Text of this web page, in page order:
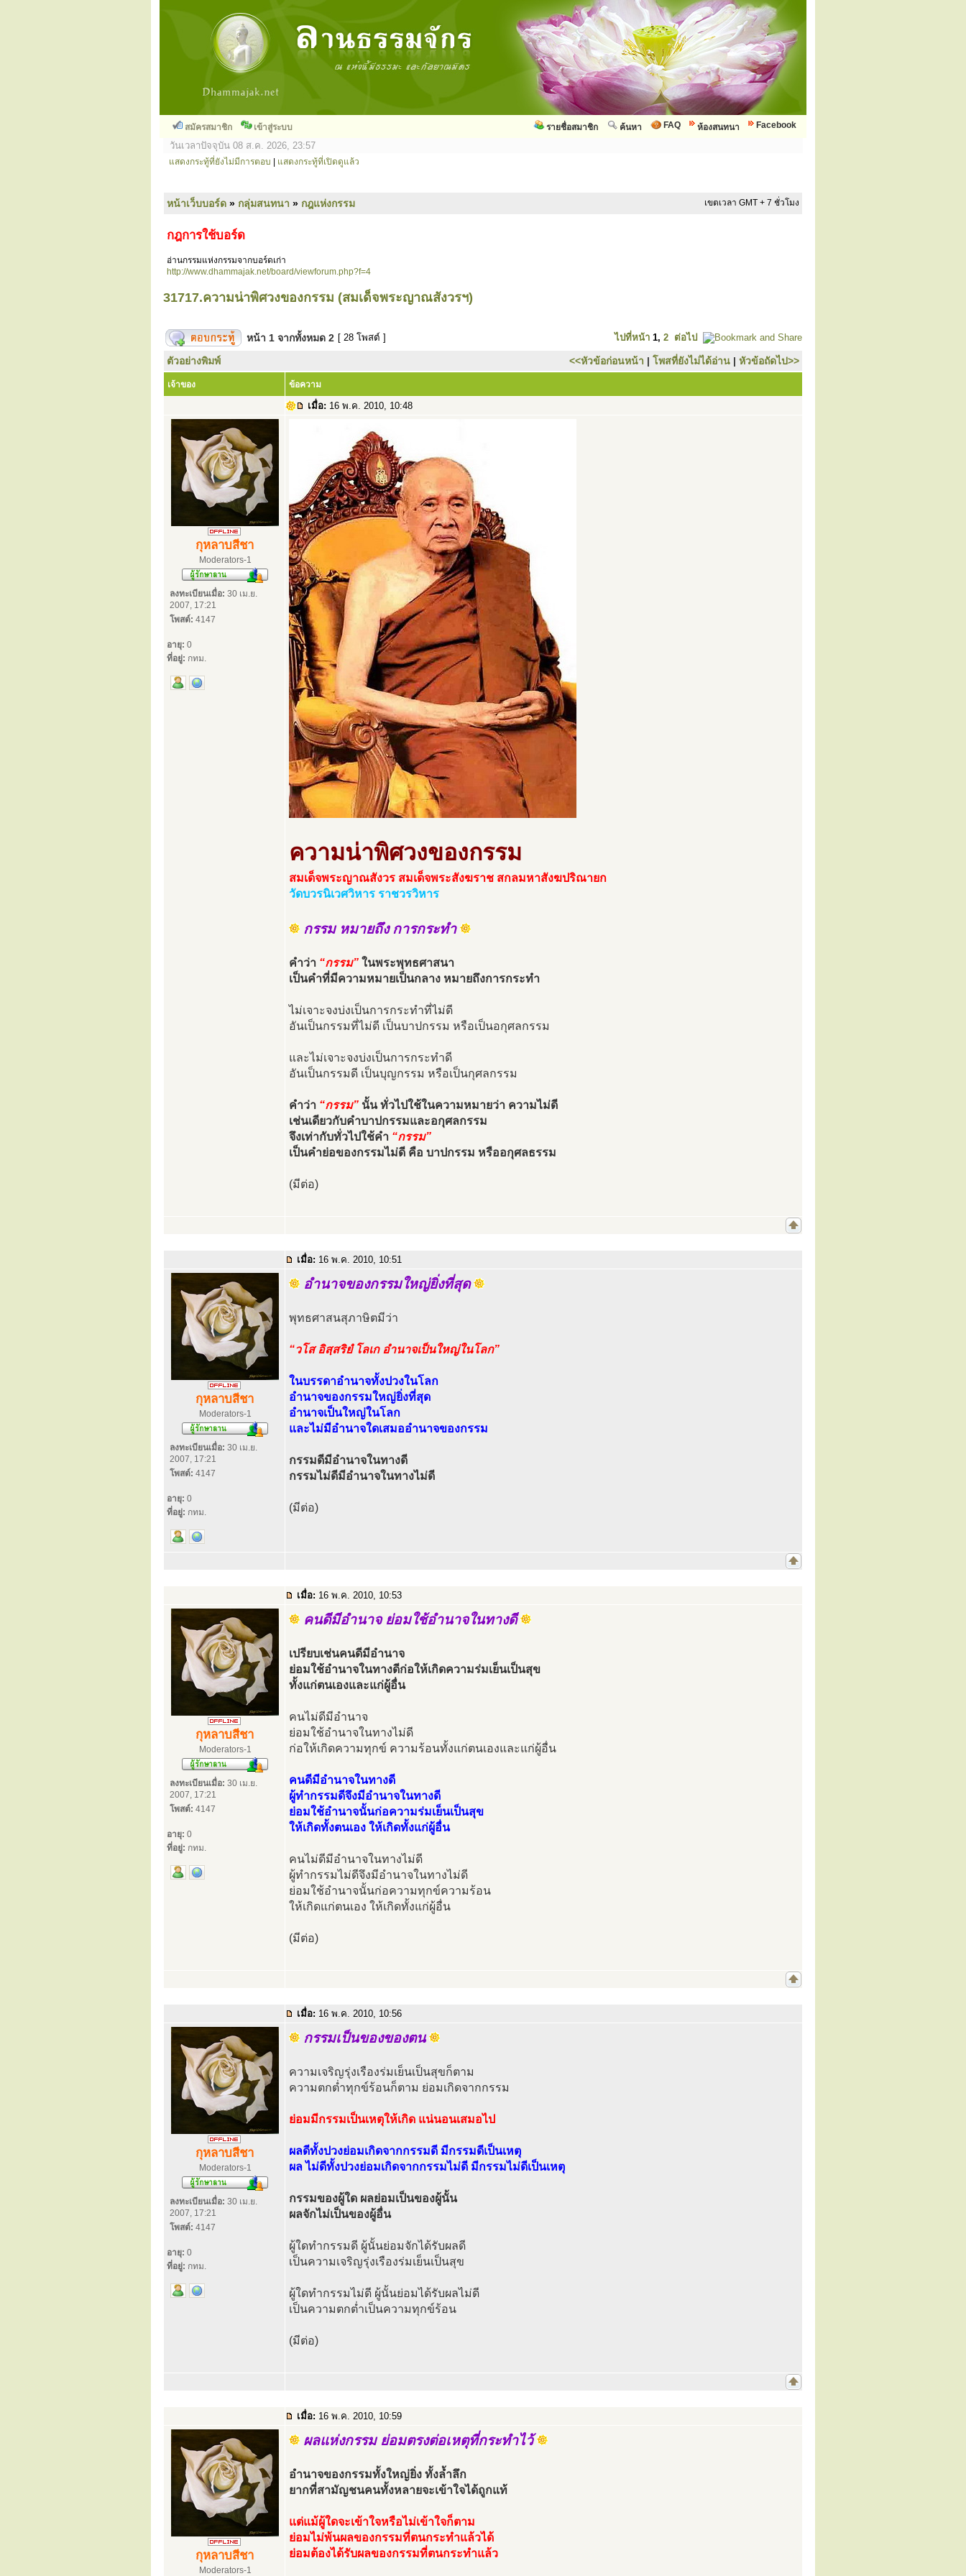
สมัครสมาชิก เข้าสู่ระบบ Facebook
ห้องสนทนา
FAQ
ค้นหา
รายชื่อสมาชิก
วันเวลาปัจจุบัน 08 ส.ค. 2026, 23:57
แสดงกระทู้ที่ยังไม่มีการตอบ แสดงกระทู้ที่เปิดดูแล้ว
หน้าเว็บบอร์ด » กลุ่มสนทนา » กฎแห่งกรรม เขตเวลา GMT + 7 ชั่วโมง
กฎการใช้บอร์ด
อ่านกรรมแห่งกรรมจากบอร์ดเก่า
http://www.dhammajak.net/board/viewforum.php?f=4
31717.ความน่าพิศวงของกรรม (สมเด็จพระญาณสังวรฯ)
หน้า 1 จากทั้งหมด 2 [ 28 โพสต์ ] ไปที่หน้า 1, 2 ต่อไป
ตัวอย่างพิมพ์ <<หัวข้อก่อนหน้า | โพสที่ยังไม่ได้อ่าน | หัวข้อถัดไป>>
เจ้าของ ข้อความ
เมื่อ: 16 พ.ค. 2010, 10:48
กุหลาบสีชา
Moderators-1
ลงทะเบียนเมื่อ: 30 เม.ย.
2007, 17:21
โพสต์: 4147
อายุ: 0
ที่อยู่: กทม.
ความน่าพิศวงของกรรม
สมเด็จพระญาณสังวร สมเด็จพระสังฆราช สกลมหาสังฆปริณายก
วัดบวรนิเวศวิหาร ราชวรวิหาร
กรรม หมายถึง การกระทำ
คำว่า “กรรม” ในพระพุทธศาสนา
เป็นคำที่มีความหมายเป็นกลาง หมายถึงการกระทำ
ไม่เจาะจงบ่งเป็นการกระทำที่ไม่ดี
อันเป็นกรรมที่ไม่ดี เป็นบาปกรรม หรือเป็นอกุศลกรรม
และไม่เจาะจงบ่งเป็นการกระทำดี
อันเป็นกรรมดี เป็นบุญกรรม หรือเป็นกุศลกรรม
คำว่า “กรรม” นั้น ทั่วไปใช้ในความหมายว่า ความไม่ดี
เช่นเดียวกับคำบาปกรรมและอกุศลกรรม
จึงเท่ากับทั่วไปใช้คำ “กรรม”
เป็นคำย่อของกรรมไม่ดี คือ บาปกรรม หรืออกุศลธรรม
(มีต่อ)
เมื่อ: 16 พ.ค. 2010, 10:51
กุหลาบสีชา
Moderators-1
ลงทะเบียนเมื่อ: 30 เม.ย.
2007, 17:21
โพสต์: 4147
อายุ: 0
ที่อยู่: กทม.
อำนาจของกรรมใหญ่ยิ่งที่สุด
พุทธศาสนสุภาษิตมีว่า
“วโส อิสฺสริยํ โลเก อำนาจเป็นใหญ่ในโลก”
ในบรรดาอำนาจทั้งปวงในโลก
อำนาจของกรรมใหญ่ยิ่งที่สุด
อำนาจเป็นใหญ่ในโลก
และไม่มีอำนาจใดเสมออำนาจของกรรม
กรรมดีมีอำนาจในทางดี
กรรมไม่ดีมีอำนาจในทางไม่ดี
(มีต่อ)
เมื่อ: 16 พ.ค. 2010, 10:53
กุหลาบสีชา
Moderators-1
ลงทะเบียนเมื่อ: 30 เม.ย.
2007, 17:21
โพสต์: 4147
อายุ: 0
ที่อยู่: กทม.
คนดีมีอำนาจ ย่อมใช้อำนาจในทางดี
เปรียบเช่นคนดีมีอำนาจ
ย่อมใช้อำนาจในทางดีก่อให้เกิดความร่มเย็นเป็นสุข
ทั้งแก่ตนเองและแก่ผู้อื่น
คนไม่ดีมีอำนาจ
ย่อมใช้อำนาจในทางไม่ดี
ก่อให้เกิดความทุกข์ ความร้อนทั้งแก่ตนเองและแก่ผู้อื่น
คนดีมีอำนาจในทางดี
ผู้ทำกรรมดีจึงมีอำนาจในทางดี
ย่อมใช้อำนาจนั้นก่อความร่มเย็นเป็นสุข
ให้เกิดทั้งตนเอง ให้เกิดทั้งแก่ผู้อื่น
คนไม่ดีมีอำนาจในทางไม่ดี
ผู้ทำกรรมไม่ดีจึงมีอำนาจในทางไม่ดี
ย่อมใช้อำนาจนั้นก่อความทุกข์ความร้อน
ให้เกิดแก่ตนเอง ให้เกิดทั้งแก่ผู้อื่น
(มีต่อ)
เมื่อ: 16 พ.ค. 2010, 10:56
กุหลาบสีชา
Moderators-1
ลงทะเบียนเมื่อ: 30 เม.ย.
2007, 17:21
โพสต์: 4147
อายุ: 0
ที่อยู่: กทม.
กรรมเป็นของของตน
ความเจริญรุ่งเรืองร่มเย็นเป็นสุขก็ตาม
ความตกต่ำทุกข์ร้อนก็ตาม ย่อมเกิดจากกรรม
ย่อมมีกรรมเป็นเหตุให้เกิด แน่นอนเสมอไป
ผลดีทั้งปวงย่อมเกิดจากกรรมดี มีกรรมดีเป็นเหตุ
ผล ไม่ดีทั้งปวงย่อมเกิดจากกรรมไม่ดี มีกรรมไม่ดีเป็นเหตุ
กรรมของผู้ใด ผลย่อมเป็นของผู้นั้น
ผลจักไม่เป็นของผู้อื่น
ผู้ใดทำกรรมดี ผู้นั้นย่อมจักได้รับผลดี
เป็นความเจริญรุ่งเรืองร่มเย็นเป็นสุข
ผู้ใดทำกรรมไม่ดี ผู้นั้นย่อมได้รับผลไม่ดี
เป็นความตกต่ำเป็นความทุกข์ร้อน
(มีต่อ)
เมื่อ: 16 พ.ค. 2010, 10:59
กุหลาบสีชา
Moderators-1
ผลแห่งกรรม ย่อมตรงต่อเหตุที่กระทำไว้
อำนาจของกรรมทั้งใหญ่ยิ่ง ทั้งล้ำลึก
ยากที่สามัญชนคนทั้งหลายจะเข้าใจได้ถูกแท้
แต่แม้ผู้ใดจะเข้าใจหรือไม่เข้าใจก็ตาม
ย่อมไม่พ้นผลของกรรมที่ตนกระทำแล้วได้
ย่อมต้องได้รับผลของกรรมที่ตนกระทำแล้ว